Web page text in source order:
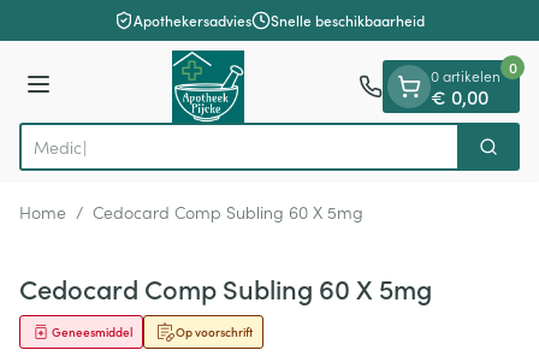
Ga naar de inhoudApothekersadvies Snelle beschikbaarheid
Menu
Product, merk, categorie... Zoek
0 artikelen
€ 0,00
0
Home / Cedocard Comp Subling 60 X 5mg
Cedocard Comp Subling 60 X 5mg
Op voorschrift
Geneesmiddel